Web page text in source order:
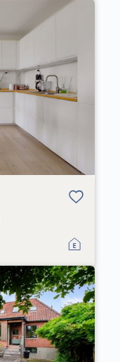
Bolig er gemt
under dine